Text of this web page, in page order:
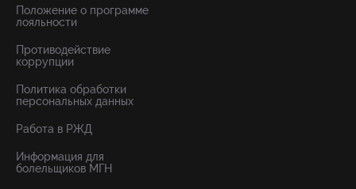
Положение о программе
лояльности
Противодействие
коррупции
Политика обработки
персональных данных
Работа в РЖД
Информация для
болельщиков МГН